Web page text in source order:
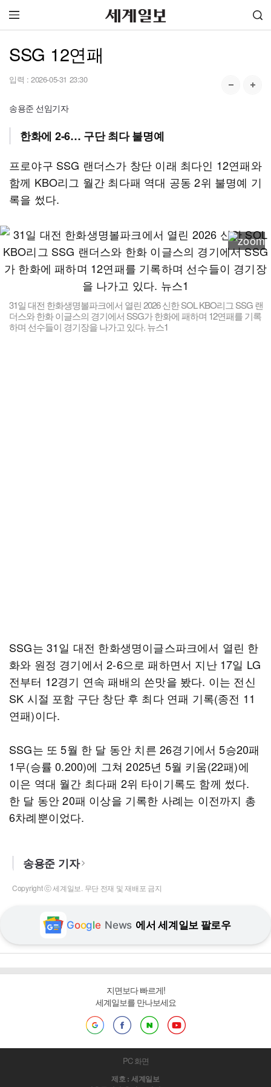
SSG 12연패
입력 : 2026-05-31 23:30
송용준 선임기자
한화에 2-6… 구단 최다 불명예
프로야구 SSG 랜더스가 창단 이래 최다인 12연패와
함께 KBO리그 월간 최다패 역대 공동 2위 불명예 기
록을 썼다.
31일 대전 한화생명볼파크에서 열린 2026 신한 SOL KBO리그 SSG 랜
더스와 한화 이글스의 경기에서 SSG가 한화에 패하며 12연패를 기록
하며 선수들이 경기장을 나가고 있다. 뉴스1
SSG는 31일 대전 한화생명이글스파크에서 열린 한
화와 원정 경기에서 2-6으로 패하면서 지난 17일 LG
전부터 12경기 연속 패배의 쓴맛을 봤다. 이는 전신
SK 시절 포함 구단 창단 후 최다 연패 기록(종전 11
연패)이다.
SSG는 또 5월 한 달 동안 치른 26경기에서 5승20패
1무(승률 0.200)에 그쳐 2025년 5월 키움(22패)에
이은 역대 월간 최다패 2위 타이기록도 함께 썼다.
한 달 동안 20패 이상을 기록한 사례는 이전까지 총
6차례뿐이었다.
송용준 기자
Copyright ⓒ 세계일보. 무단 전재 및 재배포 금지
Google News 에서 세계일보 팔로우
지면보다 빠르게!
세계일보를 만나보세요
PC 화면
제호 : 세계일보